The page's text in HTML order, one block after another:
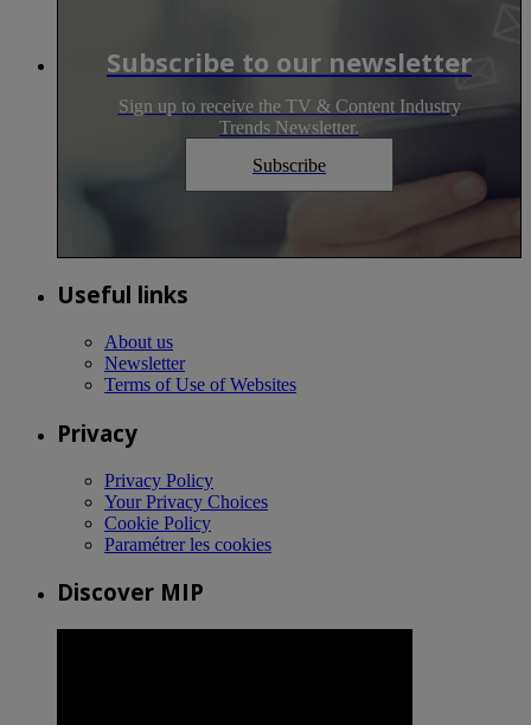
Subscribe to our newsletter
Sign up to receive the TV & Content Industry
Trends Newsletter.
Subscribe
Useful links
About us
Newsletter
Terms of Use of Websites
Privacy
Privacy Policy
Your Privacy Choices
Cookie Policy
Paramétrer les cookies
Discover MIP